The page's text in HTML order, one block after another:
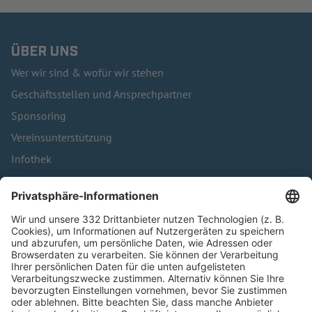
ÜBER UNS
Wer wir sind & wofür wir stehen
Geschäftsstellen und Ansprechpartner
Sponsoring
Vereinsunterstützung
Infothek
Kontakt
HÄUFIG BESUCHTE SEITEN
Pässe und Vereinswechsel
Trainerausbildung
Schulungsangebot Vereinsmitarbeiter